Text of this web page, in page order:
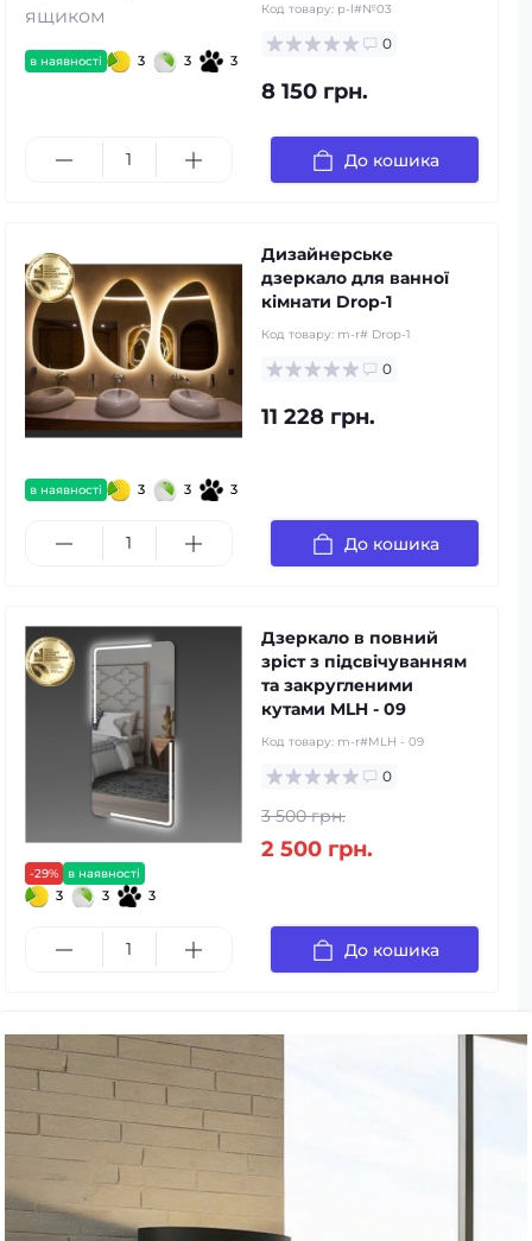
в наявності 3 3 3
Код товару: p-l#№03
0
8 150 грн.
До кошика
в наявності 3 3 3
Дизайнерське
дзеркало для ванної
кімнати Drop-1
Код товару: m-r# Drop-1
0
11 228 грн.
До кошика
-29% в наявності
3 3 3
Дзеркало в повний
зріст з підсвічуванням
та закругленими
кутами MLH - 09
Код товару: m-r#MLH - 09
0
3 500 грн.
2 500 грн.
До кошика